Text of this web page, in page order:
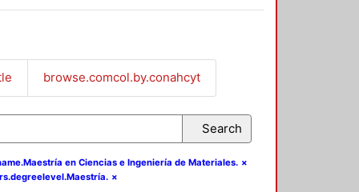
browse.comcol.by.conahcyt
Search
en Ciencias e Ingeniería de Materiales. ×
×